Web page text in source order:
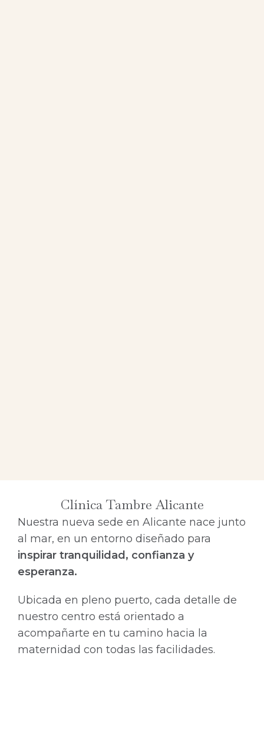
Clínica Tambre Alicante
Nuestra nueva sede en Alicante nace junto
al mar, en un entorno diseñado para
inspirar tranquilidad, confianza y
esperanza.
Ubicada en pleno puerto, cada detalle de
nuestro centro está orientado a
acompañarte en tu camino hacia la
maternidad con todas las facilidades.